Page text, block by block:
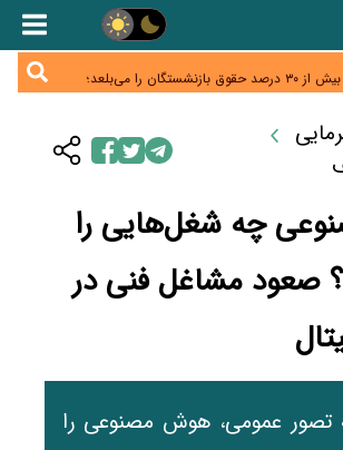
تمدید مهلت ثبت آماری به سازمان‌های مناطق
ایران با نسخه‌های کلاسیک به جایی نمی‌رسد/
درمان بیش از ۳۰ درصد حقوق بازنشستگان را می‌بلعد؛
هزینه دارو و تجهیزات ۵ برابر شد،حقوق فقط ۱.۲ برابر
کالابرگ در دستور کار دولت/ تصمیم‌گیری درباره
و سهمیه بنزین همچنان در انتظار تأمین منابع و
نهایی
چه شغل‌هایی را
صعود مشاغل فنی در
تصور عمومی، هوش مصنوعی را